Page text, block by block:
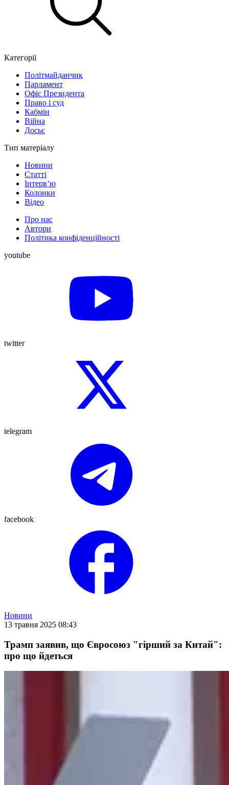
Категорії
Політмайданчик
Парламент
Офіс Президента
Право і суд
Кабмін
Війна
Досьє
Тип матеріалу
Новини
Статті
Інтерв’ю
Колонки
Відео
Про нас
Автори
Політика конфіденційності
youtube
twitter
telegram
facebook
Новини
13 травня 2025 08:43
Трамп заявив, що Євросоюз "гірший за Китай":
про що йдеться